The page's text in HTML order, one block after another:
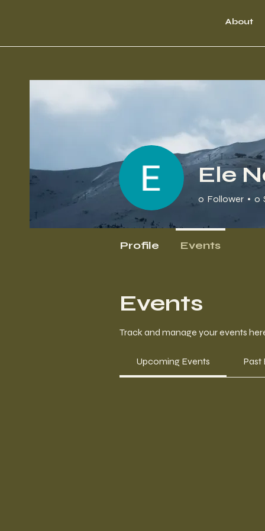
About
Events
Track and manage your events
Upcoming Events Past
Ele
0 Follower 0
Profile Events